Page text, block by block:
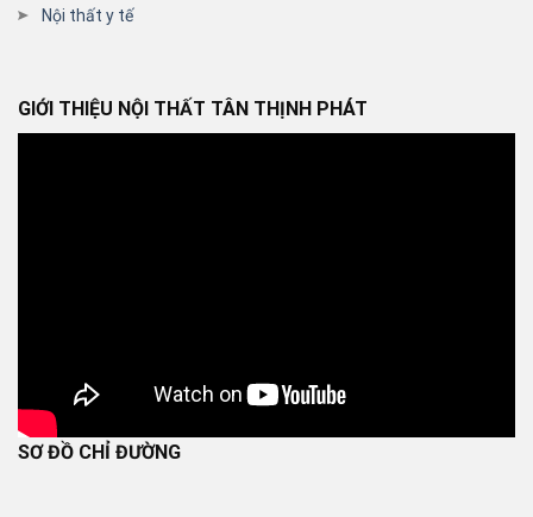
Nội thất y tế
GIỚI THIỆU NỘI THẤT TÂN THỊNH PHÁT
SƠ ĐỒ CHỈ ĐƯỜNG